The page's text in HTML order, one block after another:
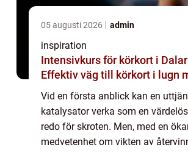
05 augusti 2026 admin
inspiration
Intensivkurs för körkort i
Effektiv väg till körkort i lugn
Vid en första anblick kan en
katalysator verka som en
redo för skroten. Men, med en
medvetenhet om vikten av